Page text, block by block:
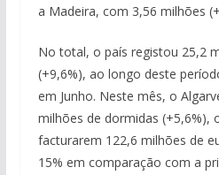
a Madeira, com 3,56 milhões
No total, o país registou 25,2
(+9,6%), ao longo deste
em Junho. Neste mês, o
milhões de dormidas (+5,6%),
facturarem 122,6 milhões de
15% em comparação com a